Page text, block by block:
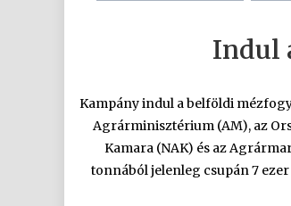
Indul
Kampány indul a belföldi
Agrárminisztérium (AM), az
Kamara (NAK) és az
tonnából jelenleg csupán 7